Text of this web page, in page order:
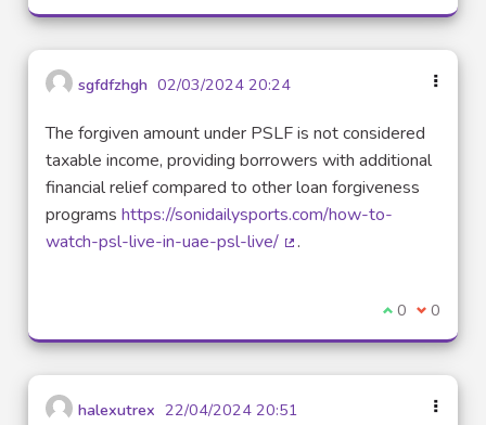
sgfdfzhgh 02/03/2024 20:24
The forgiven amount under PSLF is not considered
taxable income, providing borrowers with additional
financial relief compared to other loan forgiveness
programs https://sonidailysports.com/how-to-
watch-psl-live-in-uae-psl-live/
.
Je suis
0 Je ne
0
halexutrex 22/04/2024 20:51